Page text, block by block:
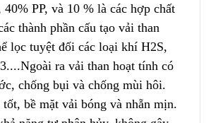
PP, và 10 % là các hợp chất
thành phần cấu tạo vải than
lọc tuyệt đối các loại khí H2S,
ra vải than hoạt tính có
chống bụi và chống mùi hôi.
bề mặt vải bóng và nhẵn mịn.